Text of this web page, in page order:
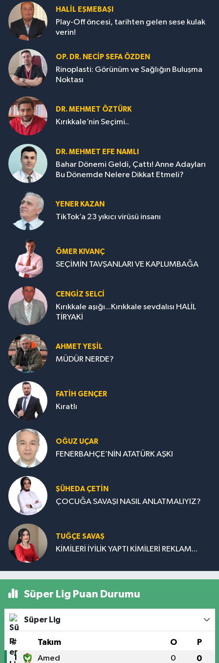
HALIL EŞMEBAŞI
Play-Off öncesi, tarihten gelen sese kulak
verin!
OP. DR. NECIP SEFA ÖZDEN
Rinoplasti: Görünüm ve Sağlığın Buluşma
Noktası
DR. MEHMET ÖZTÜRK
Kırıkkale’nin Seçimi..
DR. MEHMET EFE NAMLI
Bahar Dönemi Geldi, Çattı! Anne Adayları
Bu Dönemde Nelere Dikkat Etmeli?
YENER KAZAN
TikTok’a 23 yıkıcı virüsü insanı
ÖMER KIVANÇ
SEÇİMİN TAVŞANLARI VE KAPLUMBAĞA
CENGİZ SELCİ
Kırıkkale aşığı...Kırıkkale sevdalısı HALİL
TİRYAKİ
AHMET YEŞİL
MÜDÜR NERDE?
FATIH GENÇER
Kıratlı
OĞUZ UÇAR
FENERBAHÇE’NİN ATATÜRK AŞKI
ŞÜHEDA ÇETİN
ÇOCUĞA SAVAŞI NASIL ANLATMALIYIZ?
TUĞÇE SAVAŞ
KİMİLERİ İYİLİK YAPTI KİMİLERİ REKLAM...
Süper Lig Puan Durumu
Süper Lig
# Takım O P
1 Amed 0 0